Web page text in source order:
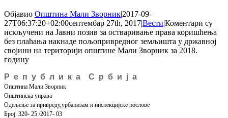
Објавио Општина Мали Зворник|2017-09-
27T06:37:20+02:00септембар 27th, 2017|Вести|Коментари су
искључени на Јавни позив за остваривање права коришћења
без плаћања накнаде пољопривредног земљишта у државној
својини на територији општине Мали Зворник за 2018.
годину
Р е п у б л и к а С р б и ј а
Општина Мали Зворник
Општинска управа
Одељење за привреду,урбанизам и инспекцијске послове
Број: 320- 25 /2017- 03